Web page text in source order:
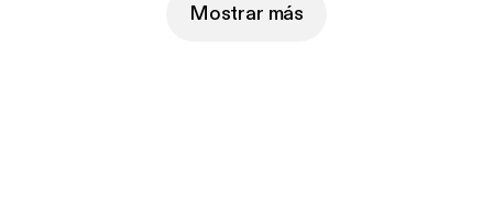
Mostrar más